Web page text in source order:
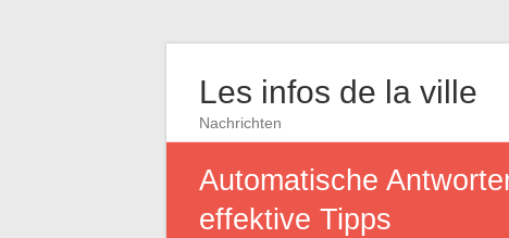
Les infos de la ville
Nachrichten
Automatische
effektive Tipps